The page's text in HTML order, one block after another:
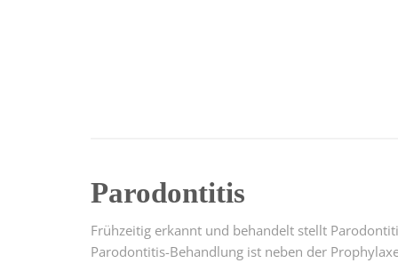
Parodontitis
Frühzeitig erkannt und behandelt stellt
Parodontitis-Behandlung ist neben der